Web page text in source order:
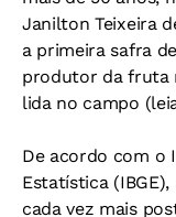
Janilton Teixeira
a primeira safra
produtor da fruta
lida no campo
De acordo com o
Estatística
cada vez mais